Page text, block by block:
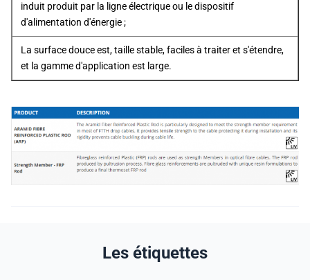
induit produit par la ligne électrique ou le dispositif
d'alimentation d'énergie ;
La surface douce est, taille stable, faciles à traiter et s'étendre,
et la gamme d'application est large.
Les étiquettes